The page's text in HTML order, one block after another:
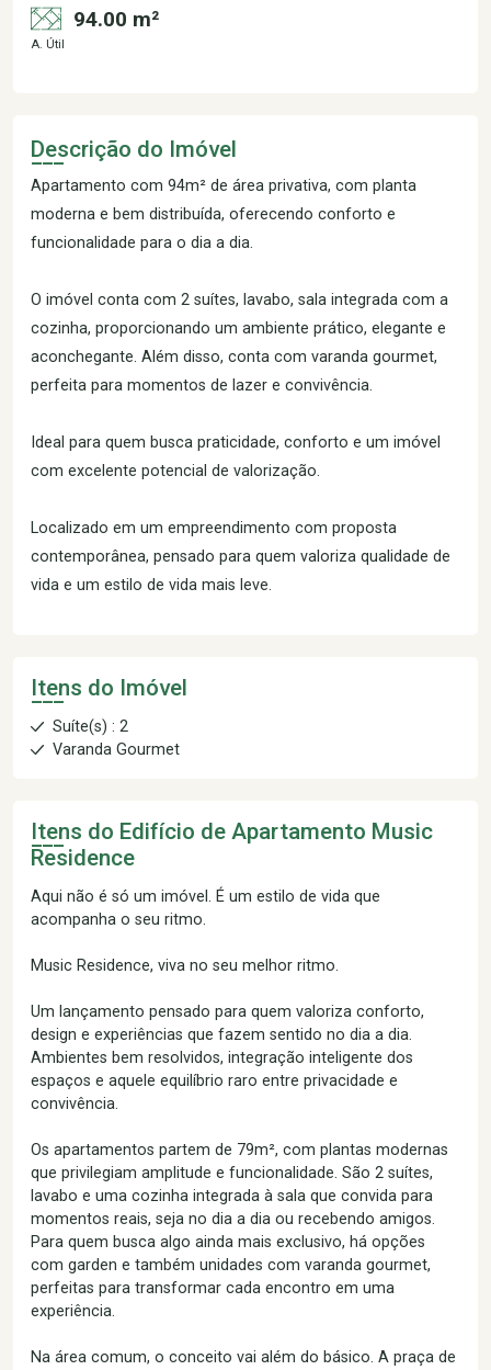
94.00 m²
A. Útil
Descrição do Imóvel
Apartamento com 94m² de área privativa, com planta
moderna e bem distribuída, oferecendo conforto e
funcionalidade para o dia a dia.
O imóvel conta com 2 suítes, lavabo, sala integrada com a
cozinha, proporcionando um ambiente prático, elegante e
aconchegante. Além disso, conta com varanda gourmet,
perfeita para momentos de lazer e convivência.
Ideal para quem busca praticidade, conforto e um imóvel
com excelente potencial de valorização.
Localizado em um empreendimento com proposta
contemporânea, pensado para quem valoriza qualidade de
vida e um estilo de vida mais leve.
Itens do Imóvel
Suíte(s) : 2
Varanda Gourmet
Itens do Edifício de Apartamento Music
Residence
Aqui não é só um imóvel. É um estilo de vida que
acompanha o seu ritmo.
Music Residence, viva no seu melhor ritmo.
Um lançamento pensado para quem valoriza conforto,
design e experiências que fazem sentido no dia a dia.
Ambientes bem resolvidos, integração inteligente dos
espaços e aquele equilíbrio raro entre privacidade e
convivência.
Os apartamentos partem de 79m², com plantas modernas
que privilegiam amplitude e funcionalidade. São 2 suítes,
lavabo e uma cozinha integrada à sala que convida para
momentos reais, seja no dia a dia ou recebendo amigos.
Para quem busca algo ainda mais exclusivo, há opções
com garden e também unidades com varanda gourmet,
perfeitas para transformar cada encontro em uma
experiência.
Na área comum, o conceito vai além do básico. A praça de